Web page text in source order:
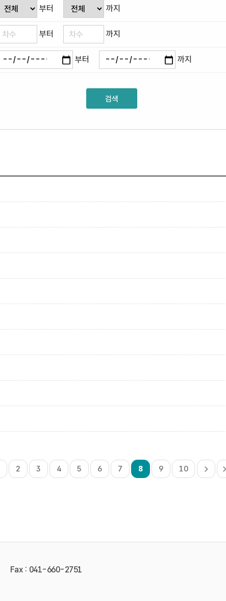
부터 까지
부터 까지
부터 까지
2 3 4 5 6 7 8 9 10
Fax : 041-660-2751